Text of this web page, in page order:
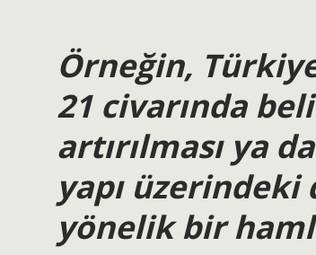
Örneğin,
21 civarında
artırılması ya
yapı
yönelik bir